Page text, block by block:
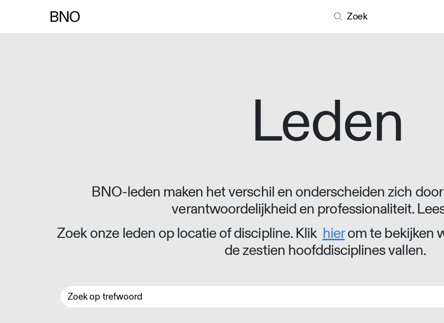
Zoek
Leden
BNO-leden maken het verschil en onderscheiden zich
verantwoordelijkheid en professionaliteit.
Zoek onze leden op locatie of discipline. Klik hierom te bekijken
de zestien hoofddisciplines vallen.